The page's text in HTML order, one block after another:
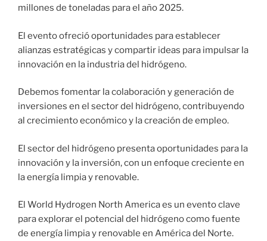
millones de toneladas para el año 2025.
El evento ofreció oportunidades para establecer
alianzas estratégicas y compartir ideas para impulsar la
innovación en la industria del hidrógeno.
Debemos fomentar la colaboración y generación de
inversiones en el sector del hidrógeno, contribuyendo
al crecimiento económico y la creación de empleo.
El sector del hidrógeno presenta oportunidades para la
innovación y la inversión, con un enfoque creciente en
la energía limpia y renovable.
El World Hydrogen North America es un evento clave
para explorar el potencial del hidrógeno como fuente
de energía limpia y renovable en América del Norte.